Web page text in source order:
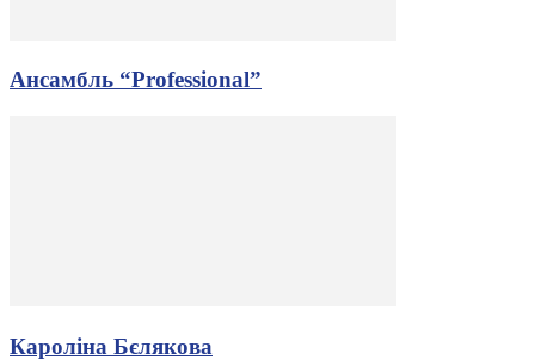
Ансамбль “Professional”
Кароліна Бєлякова